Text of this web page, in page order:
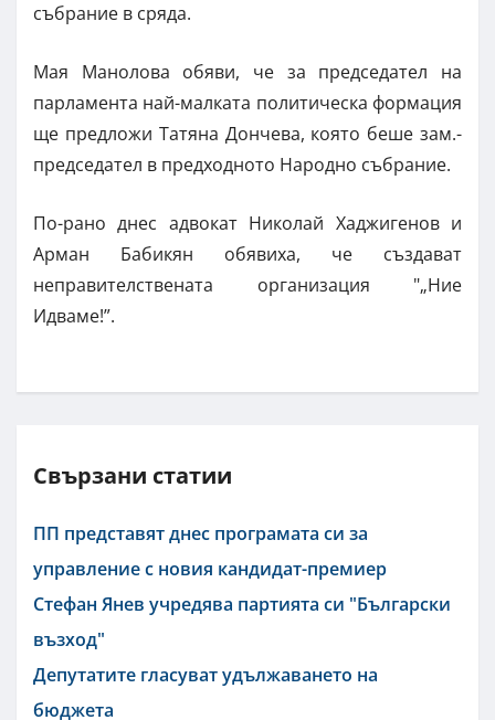
събрание в сряда.
Мая Манолова обяви, че за председател на
парламента най-малката политическа формация
ще предложи Татяна Дончева, която беше зам.-
председател в предходното Народно събрание.
По-рано днес адвокат Николай Хаджигенов и
Арман Бабикян обявиха, че създават
неправителствената организация "„Ние
Идваме!”.
Свързани статии
ПП представят днес програмата си за
управление с новия кандидат-премиер
Стефан Янев учредява партията си "Български
възход"
Депутатите гласуват удължаването на
бюджета